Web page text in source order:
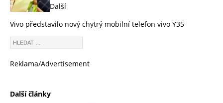
Další
Vivo představilo nový chytrý mobilní telefon vivo Y35
Reklama/Advertisement
Další články